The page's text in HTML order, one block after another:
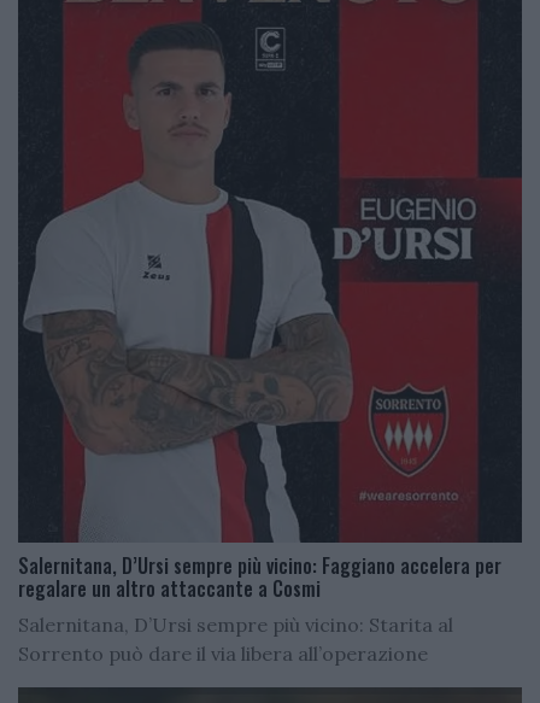
Salernitana, D’Ursi sempre più vicino: Faggiano accelera per
regalare un altro attaccante a Cosmi
Salernitana, D’Ursi sempre più vicino: Starita al
Sorrento può dare il via libera all’operazione